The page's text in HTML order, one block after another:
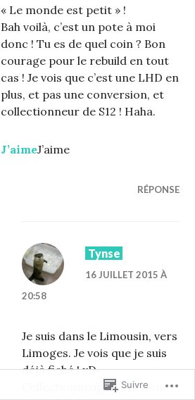
« Le monde est petit » !
Bah voilà, c’est un pote à moi
donc ! Tu es de quel coin ? Bon
courage pour le rebuild en tout
cas ! Je vois que c’est une LHD en
plus, et pas une conversion, et
collectionneur de S12 ! Haha.
J’aimeJ’aime
RÉPONSE
Tynse
16 JUILLET 2015 À
20:58
Je suis dans le Limousin, vers
Limoges. Je vois que je suis
déjà fiché ! xD
Collectionneur de S12 non,
Suivre